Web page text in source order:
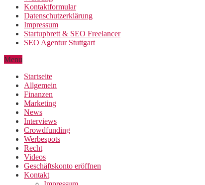
Kontaktformular
Datenschutzerklärung
Impressum
Startupbrett & SEO Freelancer
SEO Agentur Stuttgart
Menu
Startseite
Allgemein
Finanzen
Marketing
News
Interviews
Crowdfunding
Werbespots
Recht
Videos
Geschäftskonto eröffnen
Kontakt